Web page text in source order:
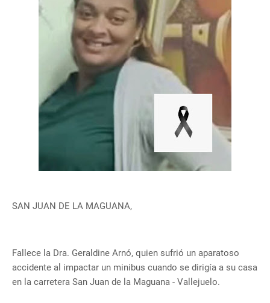
SAN JUAN DE LA MAGUANA,
Fallece la Dra. Geraldine Arnó, quien sufrió un aparatoso
accidente al impactar un minibus cuando se dirigía a su casa
en la carretera San Juan de la Maguana - Vallejuelo.